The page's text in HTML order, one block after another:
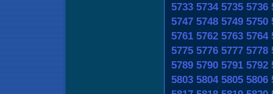
5733 5734 5735 5736
5747 5748 5749 5750
5761 5762 5763 5764
5775 5776 5777 5778
5789 5790 5791 5792
5803 5804 5805 5806